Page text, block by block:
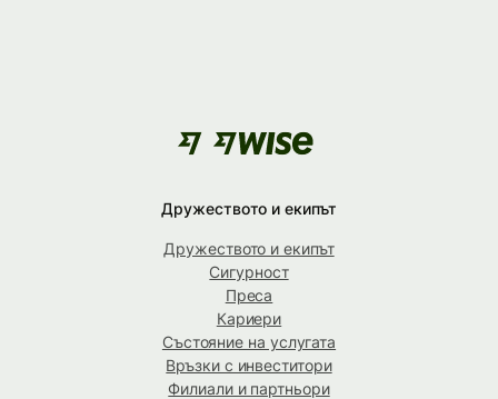
Дружеството и екипът
Дружеството и екипът
Сигурност
Преса
Кариери
Състояние на услугата
Връзки с инвеститори
Филиали и партньори